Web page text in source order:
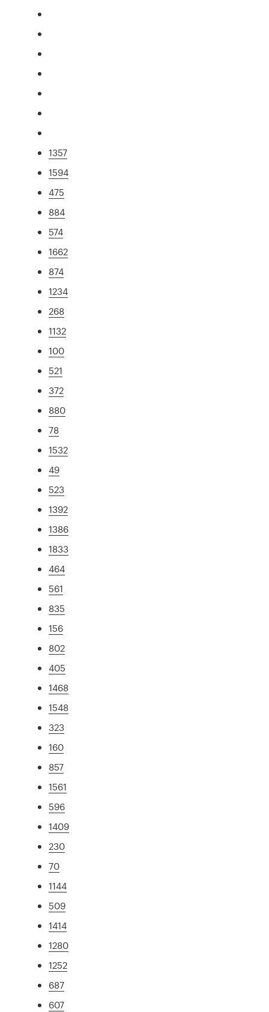
1357
1594
475
884
574
1662
874
1234
268
1132
100
521
372
880
78
1532
49
523
1392
1386
1833
464
561
835
156
802
405
1468
1548
323
160
857
1561
596
1409
230
70
1144
509
1414
1280
1252
687
607